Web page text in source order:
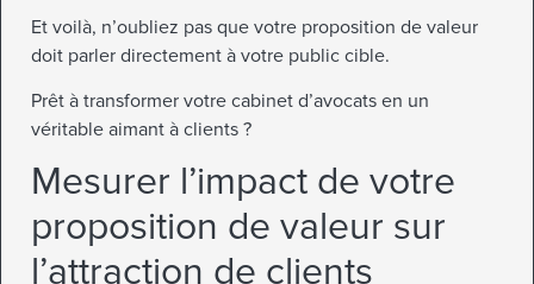
Et voilà, n’oubliez pas que votre proposition de valeur
doit parler directement à votre public cible.
Prêt à transformer votre cabinet d’avocats en un
véritable aimant à clients ?
Mesurer l’impact de votre
proposition de valeur sur
l’attraction de clients